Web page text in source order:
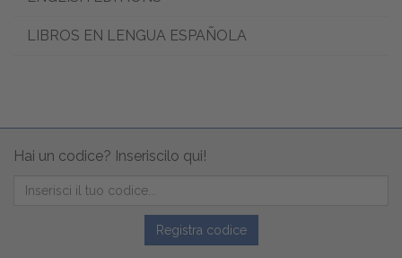
LIBROS EN LENGUA ESPAÑOLA
Hai un codice? Inseriscilo qui!
Registra codice